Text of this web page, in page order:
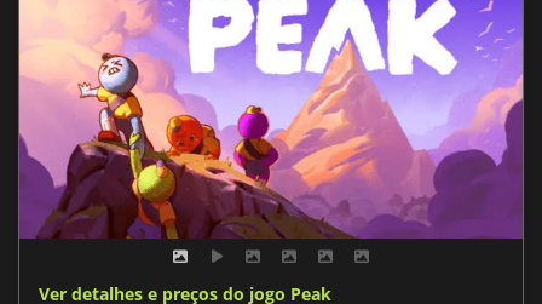
Ver detalhes e preços do jogo Peak